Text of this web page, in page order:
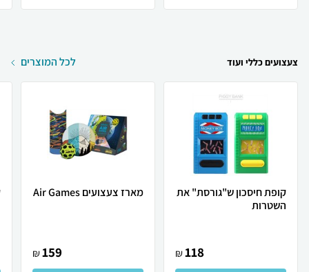
צעצועים כללי ועוד לכל המוצרים
קופת חיסכון ש"גורסת" את
השטרות
118
₪
מארז צעצועים Air Games
159
₪